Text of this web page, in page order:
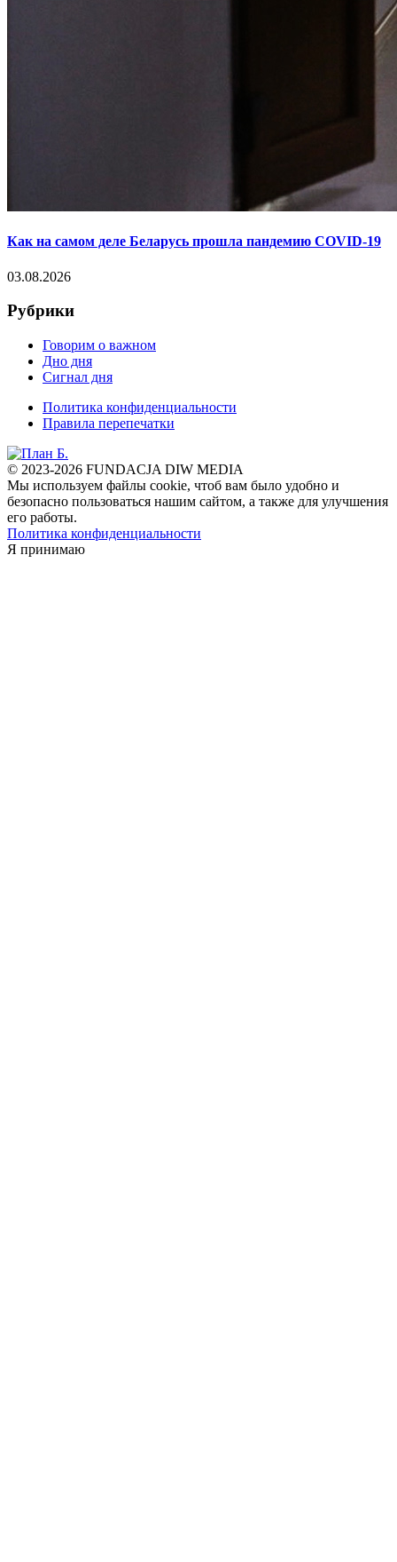
Как на самом деле Беларусь прошла пандемию COVID-19
03.08.2026
Рубрики
Говорим о важном
Дно дня
Сигнал дня
Политика конфиденциальности
Правила перепечатки
© 2023-2026 FUNDACJA DIW MEDIA
Мы используем файлы cookie, чтоб вам было удобно и
безопасно пользоваться нашим сайтом, а также для улучшения
его работы.
Политика конфиденциальности
Я принимаю